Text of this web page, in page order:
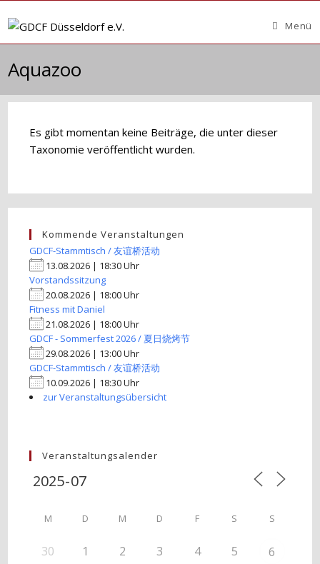
Inhalt
Menü
Aquazoo
Es gibt momentan keine Beiträge, die unter dieser
Taxonomie veröffentlicht wurden.
Kommende Veranstaltungen
GDCF-Stammtisch / 友谊桥活动
13.08.2026 | 18:30 Uhr
Vorstandssitzung
20.08.2026 | 18:00 Uhr
Fitness mit Daniel
21.08.2026 | 18:00 Uhr
GDCF - Sommerfest 2026 / 夏日烧烤节
29.08.2026 | 13:00 Uhr
GDCF-Stammtisch / 友谊桥活动
10.09.2026 | 18:30 Uhr
zur Veranstaltungsübersicht
Veranstaltungsalender
M D M D F S S
30 1 2 3 4 5 6